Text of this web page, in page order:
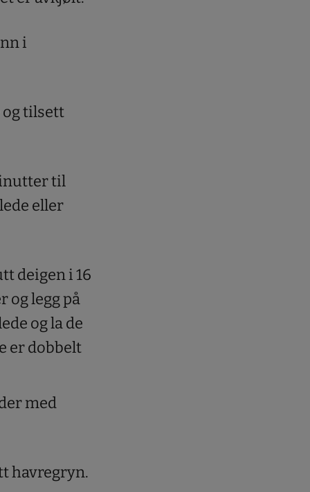
i
og tilsett
til
eller
deigen i 16
og legg på
og la de
er dobbelt
med
havregryn.